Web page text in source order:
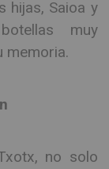
hijas, Saioa y
muy
memoria.
no solo